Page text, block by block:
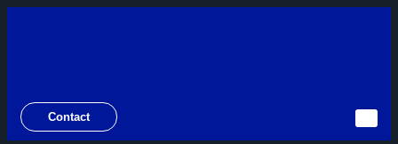
Contact